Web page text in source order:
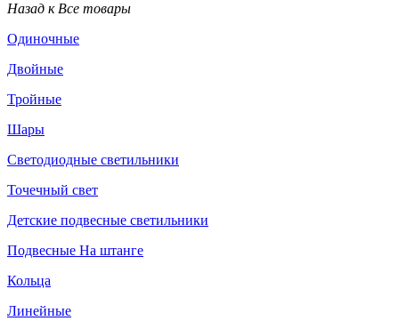
Назад к Все товары
Одиночные
Двойные
Тройные
Шары
Светодиодные светильники
Точечный свет
Детские подвесные светильники
Подвесные На штанге
Кольца
Линейные